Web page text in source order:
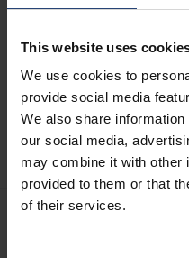
This website uses
We use cookies to
provide social media
We also share
our social media,
may combine it with other
provided to them or that
of their services.
konfigurationer for at
Læs mere her